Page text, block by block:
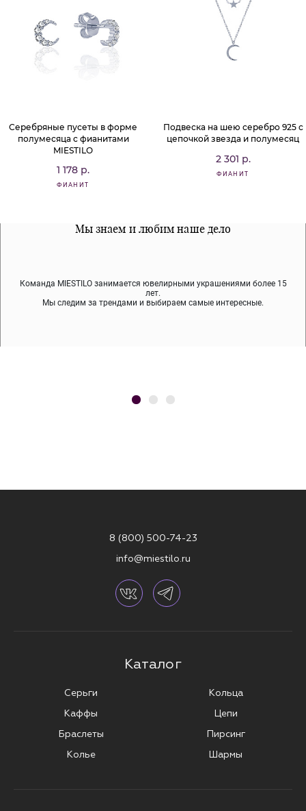
Серебряные пусеты в форме
полумесяца с фианитами
MIESTILO
1 178 р.
ФИАНИТ
Подвеска на шею серебро 925 с
цепочкой звезда и полумесяц
2 301 р.
ФИАНИТ
Мы знаем и любим наше дело
Команда MIESTILO занимается ювелирными украшениями более 15
лет.
Мы следим за трендами и выбираем самые интересные.
Все наши материалы гипоалергенны
Мы используем покрытие (родий, ювелирный сплав), которое не
содержит никеля и свинца — это исключает аллергию.
Примерка перед покупкой
Во время доставки спокойно примеряйте украшения, выбирайте те,
что вам нравятся, остальные заберёт курьер.
8 (800) 500-74-23
info@miestilo.ru
Каталог
Серьги
Каффы
Браслеты
Колье
Кольца
Цепи
Пирсинг
Шармы